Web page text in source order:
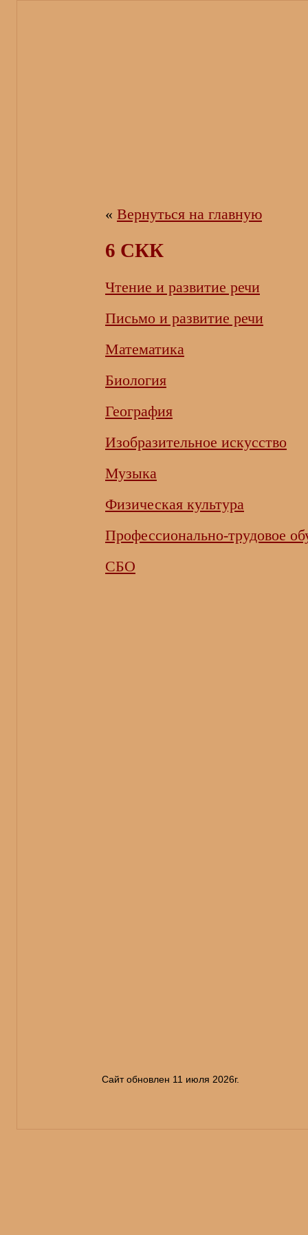
« Вернуться на главную
6 СКК
Чтение и развитие речи
Письмо и развитие речи
Математика
Биология
География
Изобразительное искусство
Музыка
Физическая культура
Профессионально-трудовое
СБО
Сайт обновлен 11 июля 2026г.